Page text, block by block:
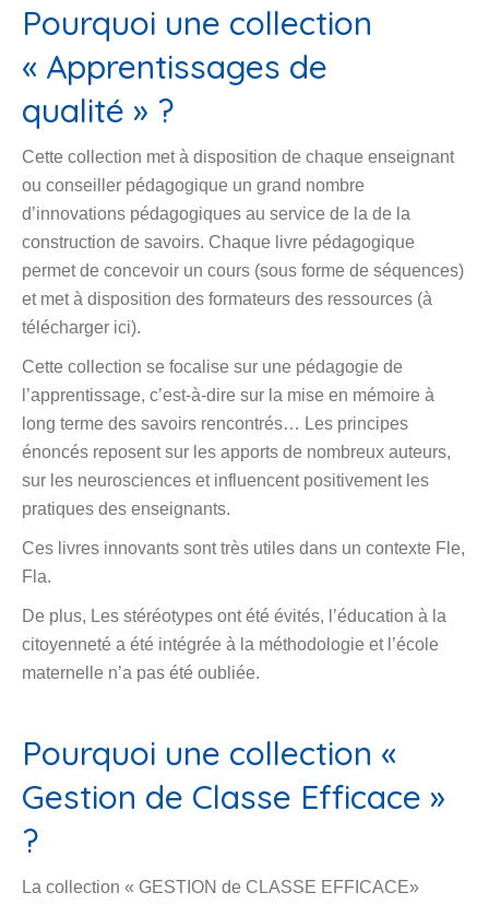
Pourquoi une collection
« Apprentissages de
qualité » ?
Cette collection met à disposition de chaque enseignant
ou conseiller pédagogique un grand nombre
d’innovations pédagogiques au service de la de la
construction de savoirs. Chaque livre pédagogique
permet de concevoir un cours (sous forme de séquences)
et met à disposition des formateurs des ressources (à
télécharger ici).
Cette collection se focalise sur une pédagogie de
l’apprentissage, c’est-à-dire sur la mise en mémoire à
long terme des savoirs rencontrés… Les principes
énoncés reposent sur les apports de nombreux auteurs,
sur les neurosciences et influencent positivement les
pratiques des enseignants.
Ces livres innovants sont très utiles dans un contexte Fle,
Fla.
De plus, Les stéréotypes ont été évités, l’éducation à la
citoyenneté a été intégrée à la méthodologie et l’école
maternelle n’a pas été oubliée.
Pourquoi une collection «
Gestion de Classe Efficace »
?
La collection « GESTION de CLASSE EFFICACE»